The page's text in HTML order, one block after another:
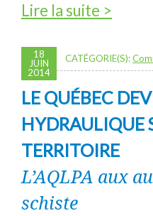
Lire la suite >
18
JUIN
2014
CATÉGORIE(S):
LE QUÉBEC
HYDRAULIQUE
TERRITOIRE
L’AQLPA aux
schiste